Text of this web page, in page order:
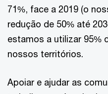
71%, face a 2019 (o
redução de 50% até
estamos a utilizar 95%
nossos territórios.
Apoiar e ajudar as